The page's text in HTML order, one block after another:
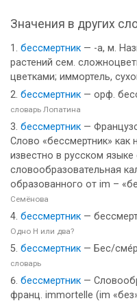
Значения в других
бессмертник — -а, м.
растений сем.
цветками; иммортель,
бессмертник — орф.
словарь Лопатина
бессмертник —
Слово «бессмертник» как
известно в русском языке
словообразовательная
образованного от im –
Семёнова
бессмертник —
Одно Н или два?
бессмертник — Бес/
словарь
бессмертник —
франц. immortelle (im